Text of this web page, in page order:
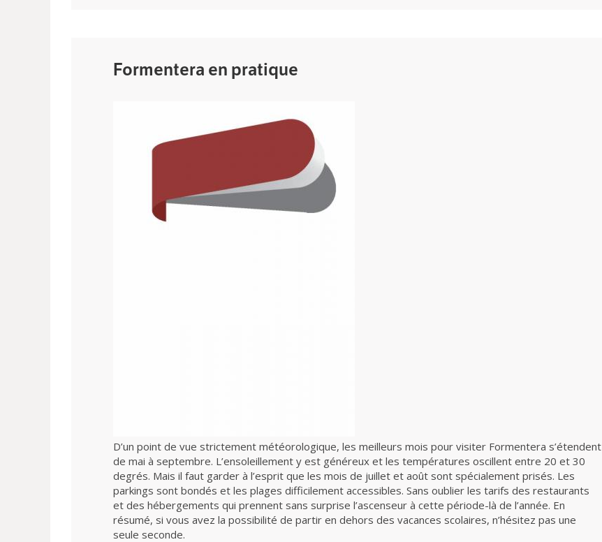
Formentera en pratique
D’un point de vue strictement météorologique, les meilleurs mois pour visiter Formentera s’étendent
de mai à septembre. L’ensoleillement y est généreux et les températures oscillent entre 20 et 30
degrés. Mais il faut garder à l’esprit que les mois de juillet et août sont spécialement prisés. Les
parkings sont bondés et les plages difficilement accessibles. Sans oublier les tarifs des restaurants
et des hébergements qui prennent sans surprise l’ascenseur à cette période-là de l’année. En
résumé, si vous avez la possibilité de partir en dehors des vacances scolaires, n’hésitez pas une
seule seconde.